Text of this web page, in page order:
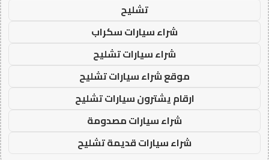
تشليح
شراء سيارات سكراب
شراء سيارات تشليح
موقع شراء سيارات تشليح
ارقام يشترون سيارات تشليح
شراء سيارات مصدومة
شراء سيارات قديمة تشليح